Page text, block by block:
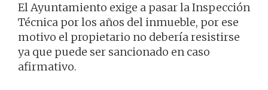
El Ayuntamiento exige a pasar la Inspección
Técnica por los años del inmueble, por ese
motivo el propietario no debería resistirse
ya que puede ser sancionado en caso
afirmativo.